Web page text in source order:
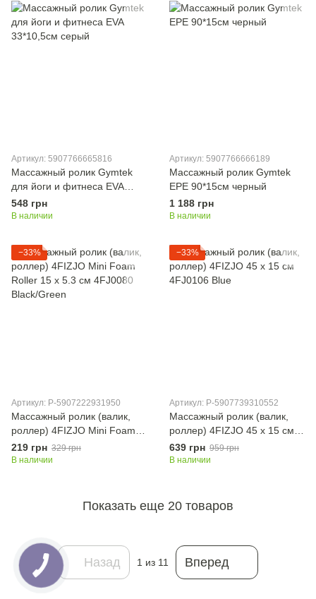
Артикул: 5907766665816
Массажный ролик Gymtek
для йоги и фитнеса EVA
33*10,5см серый
548 грн
В наличии
Артикул: 5907766666189
Массажный ролик Gymtek
EPE 90*15см черный
1 188 грн
В наличии
−33%
Артикул: P-5907222931950
Массажный ролик (валик,
роллер) 4FIZJO Mini Foam
Roller 15 x 5.3 см 4FJ0080
Black/Green
219 грн 329 грн
В наличии
−33%
Артикул: P-5907739310552
Массажный ролик (валик,
роллер) 4FIZJO 45 x 15 см
4FJ0106 Blue
639 грн 959 грн
В наличии
Показать еще 20 товаров
Назад 1 из 11 Вперед